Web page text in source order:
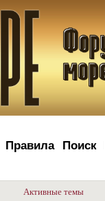
Правила Поиск
Активные темы